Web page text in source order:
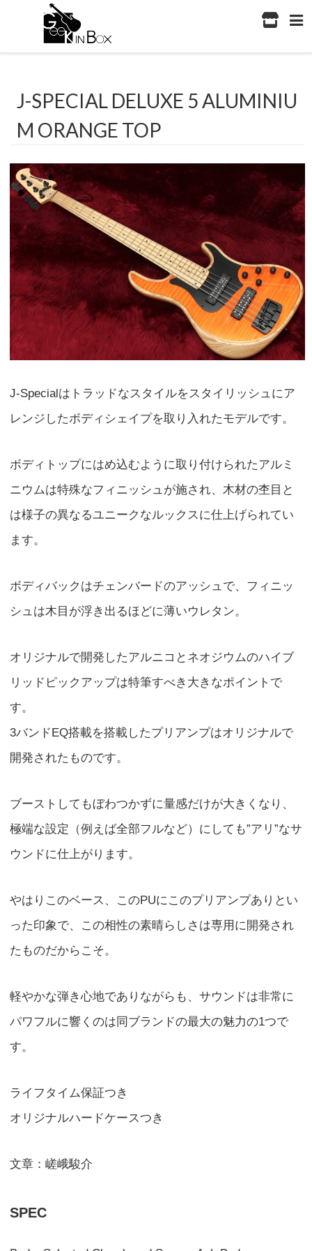
J-SPECIAL DELUXE 5 ALUMINIU
M ORANGE TOP
J-Specialはトラッドなスタイルをスタイリッシュにア
レンジしたボディシェイプを取り入れたモデルです。
ボディトップにはめ込むように取り付けられたアルミ
ニウムは特殊なフィニッシュが施され、木材の杢目と
は様子の異なるユニークなルックスに仕上げられてい
ます。
ボディバックはチェンバードのアッシュで、フィニッ
シュは木目が浮き出るほどに薄いウレタン。
オリジナルで開発したアルニコとネオジウムのハイブ
リッドピックアップは特筆すべき大きなポイントで
す。
3バンドEQ搭載を搭載したプリアンプはオリジナルで
開発されたものです。
ブーストしてもぼわつかずに量感だけが大きくなり、
極端な設定（例えば全部フルなど）にしても”アリ”なサ
ウンドに仕上がります。
やはりこのベース、このPUにこのプリアンプありとい
った印象で、この相性の素晴らしさは専用に開発され
たものだからこそ。
軽やかな弾き心地でありながらも、サウンドは非常に
パワフルに響くのは同ブランドの最大の魅力の1つで
す。
ライフタイム保証つき
オリジナルハードケースつき
文章：嵯峨駿介
SPEC